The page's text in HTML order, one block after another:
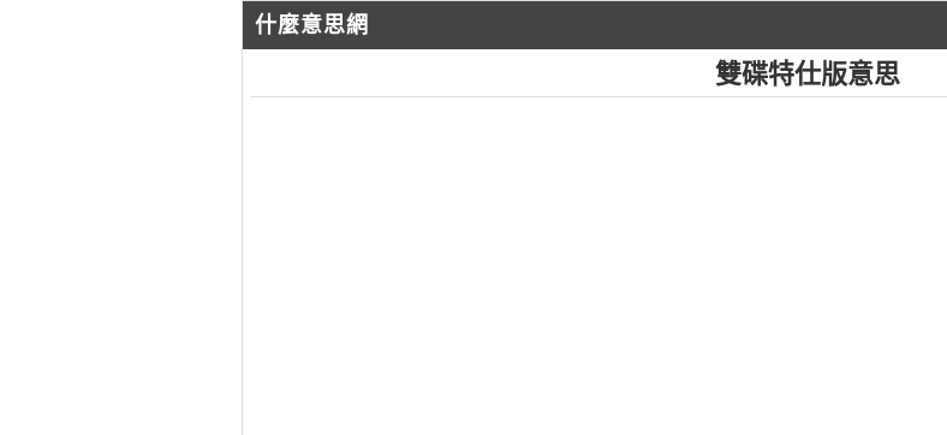
什麼意思網
雙碟特仕版意思